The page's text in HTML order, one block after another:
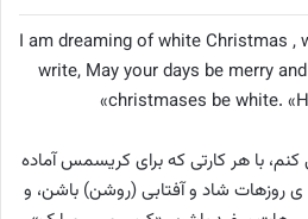
I am dreaming of white Christmas ,
write, May your days be merry
christmases be white.
با هر کارتی که برای کریسمس آماده
روزهات شاد و آفتابی (روشن) باشن، و